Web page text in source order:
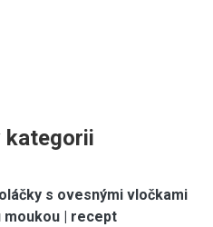
kategorii
s ovesnými vločkami
moukou | recept